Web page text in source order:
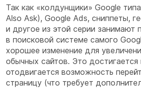
Так как «колдунщики» Google
Also Ask), Google Ads, сниппеты,
и другое из этой серии занимают
в поисковой системе самого
хорошее изменение для
обычных сайтов. Это достигается
отодвигается возможность
страницу (что требует